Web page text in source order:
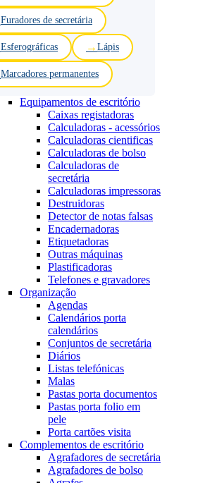
Furadores de secretária
Esferográficas Lápis
Marcadores permanentes
Equipamentos de escritório
Caixas registadoras
Calculadoras - acessórios
Calculadoras cientificas
Calculadoras de bolso
Calculadoras de
secretária
Calculadoras impressoras
Destruidoras
Detector de notas falsas
Encadernadoras
Etiquetadoras
Outras máquinas
Plastificadoras
Telefones e gravadores
Organização
Agendas
Calendários porta
calendários
Conjuntos de secretária
Diários
Listas telefónicas
Malas
Pastas porta documentos
Pastas porta folio em
pele
Porta cartões visita
Complementos de escritório
Agrafadores de secretária
Agrafadores de bolso